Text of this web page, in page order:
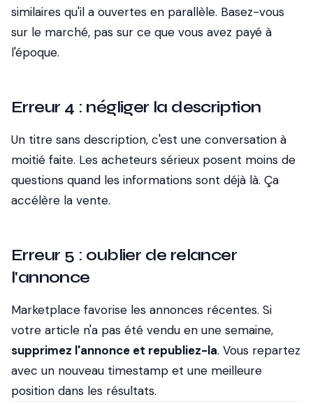
similaires qu'il a ouvertes en parallèle. Basez-vous
sur le marché, pas sur ce que vous avez payé à
l'époque.
Erreur 4 : négliger la description
Un titre sans description, c'est une conversation à
moitié faite. Les acheteurs sérieux posent moins de
questions quand les informations sont déjà là. Ça
accélère la vente.
Erreur 5 : oublier de relancer
l'annonce
Marketplace favorise les annonces récentes. Si
votre article n'a pas été vendu en une semaine,
supprimez l'annonce et republiez-la. Vous repartez
avec un nouveau timestamp et une meilleure
position dans les résultats.